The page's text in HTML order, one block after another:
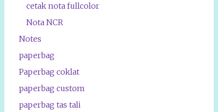
cetak nota fullcolor
Nota NCR
Notes
paperbag
Paperbag coklat
paperbag custom
paperbag tas tali